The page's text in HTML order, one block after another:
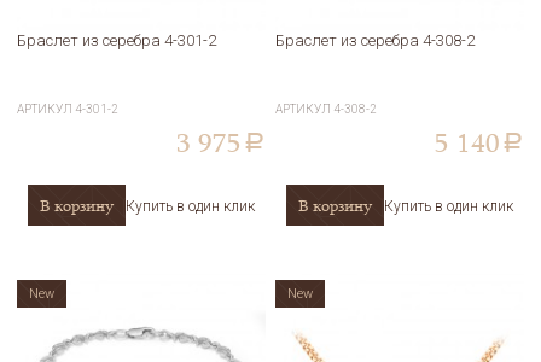
Браслет из серебра 4-301-2
АРТИКУЛ 4-301-2
3 975 a
В корзину Купить в один клик
Браслет из серебра 4-308-2
АРТИКУЛ 4-308-2
5 140 a
В корзину Купить в один клик
New New